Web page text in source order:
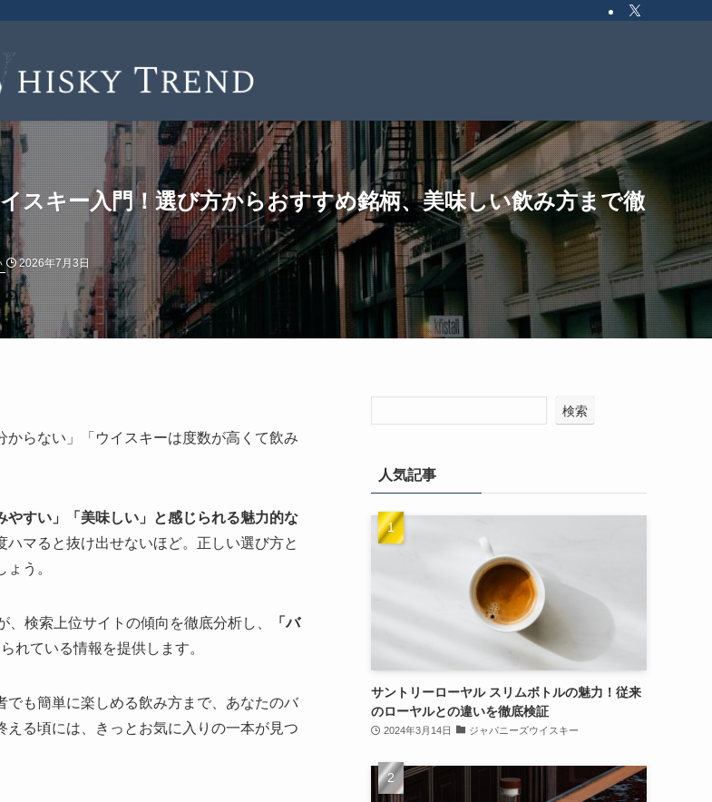
スキー入門！選び方からおすすめ銘柄、美味しい飲み方まで徹
2026年7月3日
からない」「ウイスキーは度数が高くて飲み
やすい」「美味しい」と感じられる魅力的な
マると抜け出せないほど。正しい選び方と
う。
検索上位サイトの傾向を徹底分析し、
「バ
れている情報を提供します。
も簡単に楽しめる飲み方まで、あなたのバ
る頃には、きっとお気に入りの一本が見つ
検索
人気記事
サントリーローヤル スリムボトルの魅力！従来
のローヤルとの違いを徹底検証
2024年3月14日 ジャパニーズウイスキー